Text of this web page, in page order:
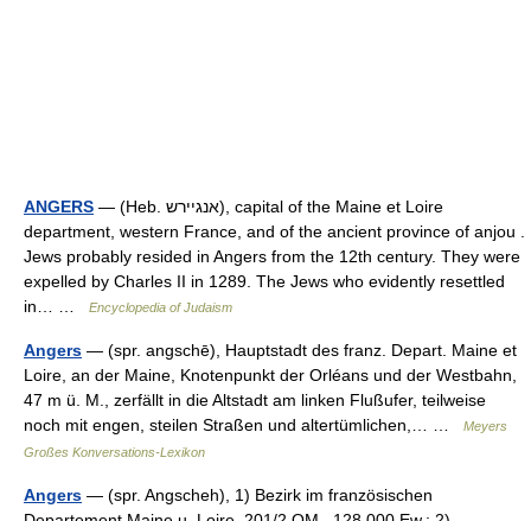
ANGERS — (Heb. אנגיירש), capital of the Maine et Loire
department, western France, and of the ancient province of anjou .
Jews probably resided in Angers from the 12th century. They were
expelled by Charles II in 1289. The Jews who evidently resettled
in… …
Encyclopedia of Judaism
Angers — (spr. angschē), Hauptstadt des franz. Depart. Maine et
Loire, an der Maine, Knotenpunkt der Orléans und der Westbahn,
47 m ü. M., zerfällt in die Altstadt am linken Flußufer, teilweise
noch mit engen, steilen Straßen und altertümlichen,… …
Meyers
Großes Konversations-Lexikon
Angers — (spr. Angscheh), 1) Bezirk im französischen